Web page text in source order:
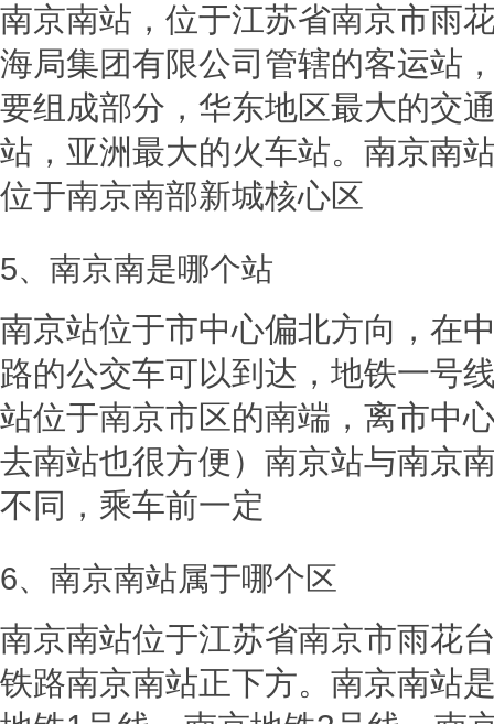
南京南站，位于江苏省南京市雨
海局集团有限公司管辖的客运站
要组成部分，华东地区最大的交
站，亚洲最大的火车站。南京南
位于南京南部新城核心区
5、南京南是哪个站
南京站位于市中心偏北方向，在
路的公交车可以到达，地铁一号
站位于南京市区的南端，离市中
去南站也很方便）南京站与南京
不同，乘车前一定
6、南京南站属于哪个区
南京南站位于江苏省南京市雨花
铁路南京南站正下方。南京南站